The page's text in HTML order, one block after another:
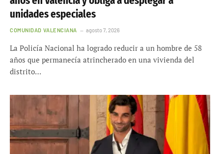
unidades especiales
COMUNIDAD VALENCIANA agosto 7, 2026
La Policía Nacional ha logrado reducir a un hombre de 58
años que permanecía atrincherado en una vivienda del
distrito…